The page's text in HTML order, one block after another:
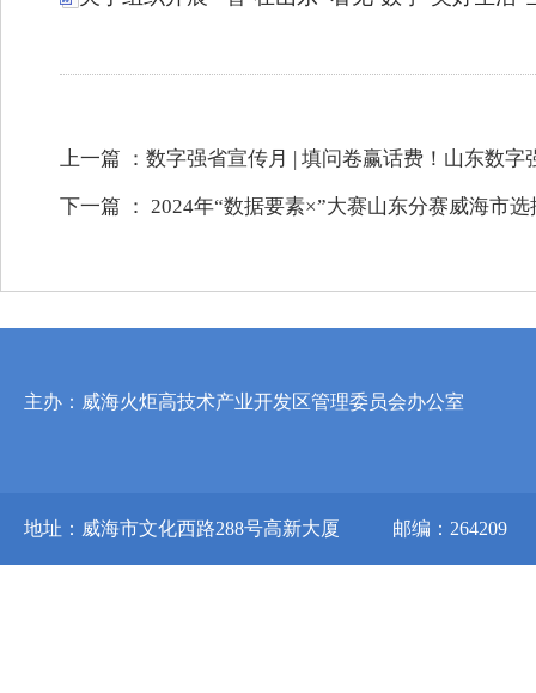
上一篇 ： 数字强省宣传月 | 填问卷赢话费！山东数字
下一篇 ： 2024年“数据要素×”大赛山东分赛威海市
主办：威海火炬高技术产业开发区管理委员会办公室
地址：威海市文化西路288号高新大厦 邮编：264209